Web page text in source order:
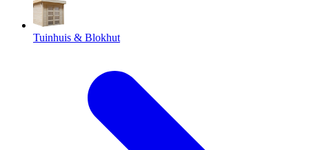
Tuinhuis & Blokhut